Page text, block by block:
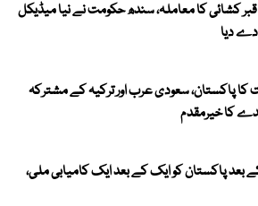
کشائی کا معاملہ، سندھ حکومت نے نیا میڈیکل
دے دیا
پاکستان، سعودی عرب اور ترکیہ کے مشترکہ
کا خیرمقدم
بعد پاکستان کو ایک کے بعد ایک کامیابی ملی،